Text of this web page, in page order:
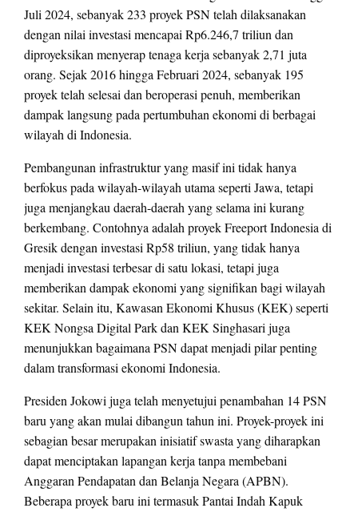
Juli 2024, sebanyak 233 proyek PSN telah dilaksanakan
dengan nilai investasi mencapai Rp6.246,7 triliun dan
diproyeksikan menyerap tenaga kerja sebanyak 2,71 juta
orang. Sejak 2016 hingga Februari 2024, sebanyak 195
proyek telah selesai dan beroperasi penuh, memberikan
dampak langsung pada pertumbuhan ekonomi di berbagai
wilayah di Indonesia.
Pembangunan infrastruktur yang masif ini tidak hanya
berfokus pada wilayah-wilayah utama seperti Jawa, tetapi
juga menjangkau daerah-daerah yang selama ini kurang
berkembang. Contohnya adalah proyek Freeport Indonesia di
Gresik dengan investasi Rp58 triliun, yang tidak hanya
menjadi investasi terbesar di satu lokasi, tetapi juga
memberikan dampak ekonomi yang signifikan bagi wilayah
sekitar. Selain itu, Kawasan Ekonomi Khusus (KEK) seperti
KEK Nongsa Digital Park dan KEK Singhasari juga
menunjukkan bagaimana PSN dapat menjadi pilar penting
dalam transformasi ekonomi Indonesia.
Presiden Jokowi juga telah menyetujui penambahan 14 PSN
baru yang akan mulai dibangun tahun ini. Proyek-proyek ini
sebagian besar merupakan inisiatif swasta yang diharapkan
dapat menciptakan lapangan kerja tanpa membebani
Anggaran Pendapatan dan Belanja Negara (APBN).
Beberapa proyek baru ini termasuk Pantai Indah Kapuk